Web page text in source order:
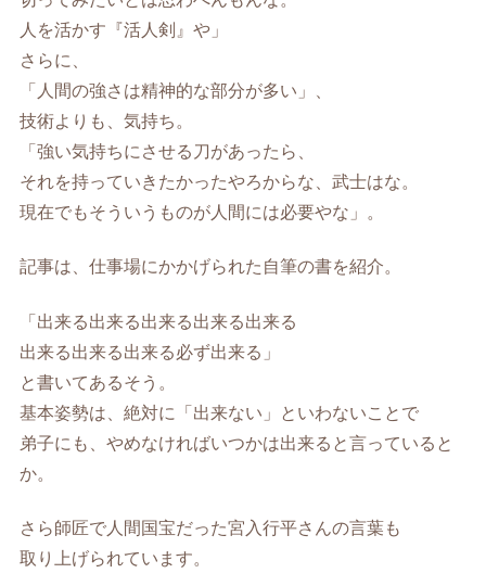
人を活かす『活人剣』や」
さらに、
「人間の強さは精神的な部分が多い」、
技術よりも、気持ち。
「強い気持ちにさせる刀があったら、
それを持っていきたかったやろからな、武士はな。
現在でもそういうものが人間には必要やな」。
記事は、仕事場にかかげられた自筆の書を紹介。
「出来る出来る出来る出来る出来る
出来る出来る出来る必ず出来る」
と書いてあるそう。
基本姿勢は、絶対に「出来ない」といわないことで
弟子にも、やめなければいつかは出来ると言っていると
か。
さら師匠で人間国宝だった宮入行平さんの言葉も
取り上げられています。